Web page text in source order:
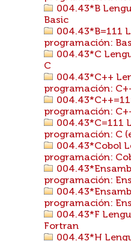
004.43*B
Basic
004.43*B=111
programación:
004.43*C
C
004.43*C++
programación:
programación:
004.43*C=111
programación: C
004.43*Cobol
programación:
programación:
programación:
004.43*F
Fortran
004.43*H